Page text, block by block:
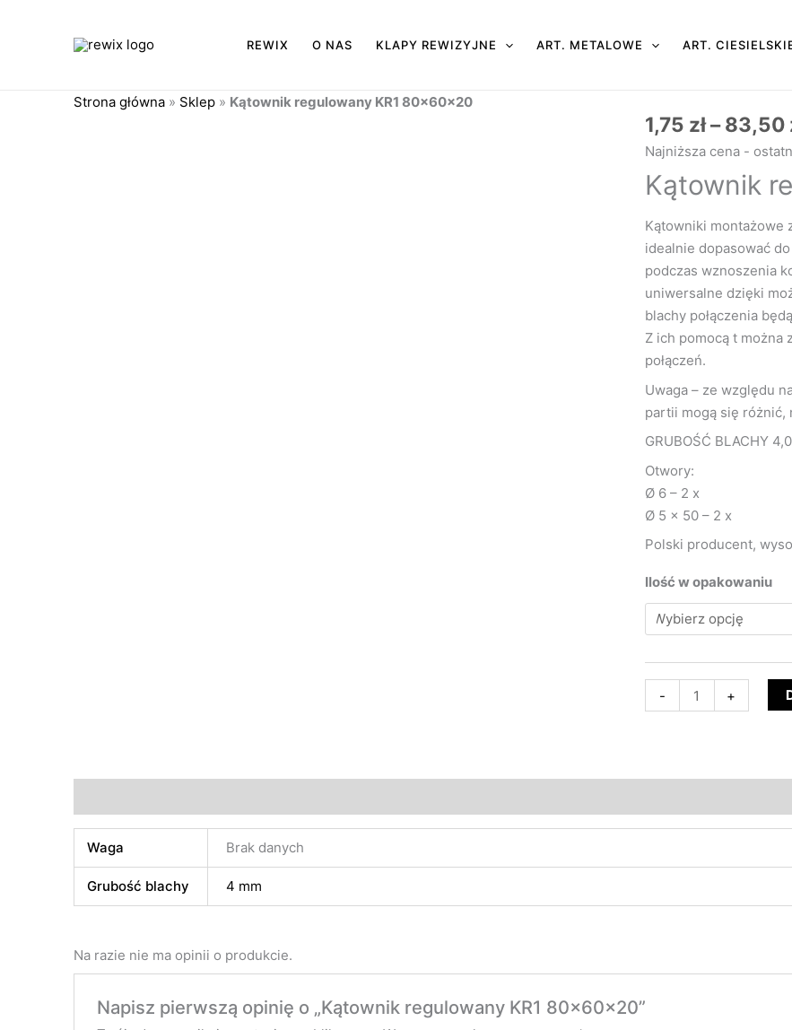
REWIX O NAS KLAPY REWIZYJNE ART. METALOWE ART.
Strona główna » Sklep » Kątownik regulowany KR1 80x60x20
1,75 zł– 83,50
Najniższa cena -
Kątownik
Kątowniki montażowe
idealnie dopasować
podczas wznoszenia
uniwersalne dzięki
blachy połączenia
Z ich pomocą t można
połączeń.
Uwaga – ze względu
partii mogą się różnić,
GRUBOŚĆ BLACHY
Otwory:
Ø 6 – 2 x
Ø 5 x 50 – 2 x
Polski producent,
Ilość w opakowaniu
-
ilość
Kątownik
KR1
+
Waga Brak danych
Grubość blachy 4 mm
Na razie nie ma opinii o produkcie.
Napisz pierwszą opinię o „Kątownik regulowany KR1 80x60x20”